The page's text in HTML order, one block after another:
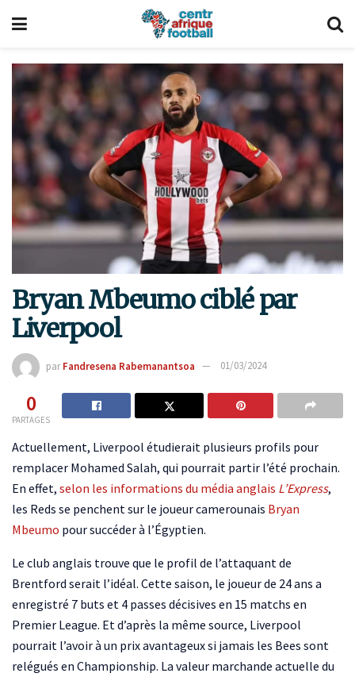
Bryan Mbeumo ciblé par
Liverpool
par Fandresena Rabemanantsoa 01/03/2024
0
PARTAGES
Actuellement, Liverpool étudierait plusieurs profils pour
remplacer Mohamed Salah, qui pourrait partir l’été prochain.
En effet, selon les informations du média anglais L’Express,
les Reds se penchent sur le joueur camerounais Bryan
Mbeumo pour succéder à l’Égyptien.
Le club anglais trouve que le profil de l’attaquant de
Brentford serait l’idéal. Cette saison, le joueur de 24 ans a
enregistré 7 buts et 4 passes décisives en 15 matchs en
Premier League. Et d’après la même source, Liverpool
pourrait l’avoir à un prix avantageux si jamais les Bees sont
relégués en Championship. La valeur marchande actuelle du